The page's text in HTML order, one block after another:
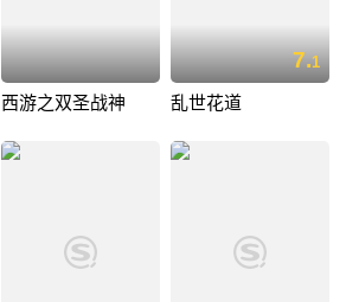
西游之双圣战神
7.1
乱世花道